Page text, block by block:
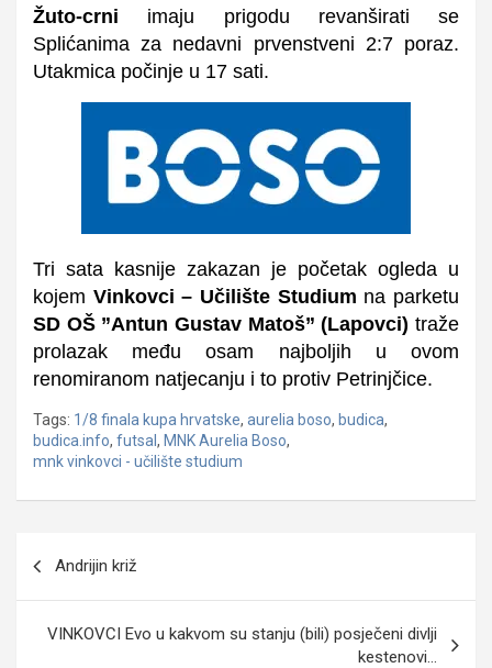
Žuto-crni imaju prigodu revanširati se
Splićanima za nedavni prvenstveni 2:7 poraz.
Utakmica počinje u 17 sati.
Tri sata kasnije zakazan je početak ogleda u
kojem Vinkovci – Učilište Studium na parketu
SD OŠ ”Antun Gustav Matoš” (Lapovci) traže
prolazak među osam najboljih u ovom
renomiranom natjecanju i to protiv Petrinjčice.
Tags: 1/8 finala kupa hrvatske, aurelia boso, budica,
budica.info, futsal , MNK Aurelia Boso,
mnk vinkovci - učilište studium
objava
Andrijin križ
VINKOVCI Evo u kakvom su stanju (bili) posječeni divlji
kestenovi…